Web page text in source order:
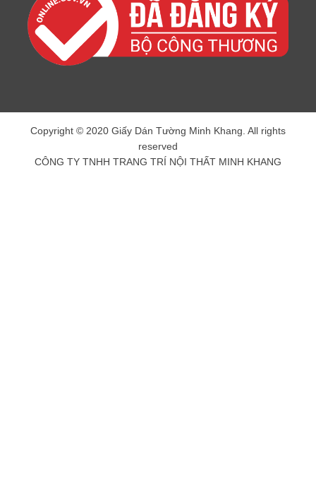
Copyright © 2020 Giấy Dán Tường Minh Khang. All rights
reserved
CÔNG TY TNHH TRANG TRÍ NỘI THẤT MINH KHANG